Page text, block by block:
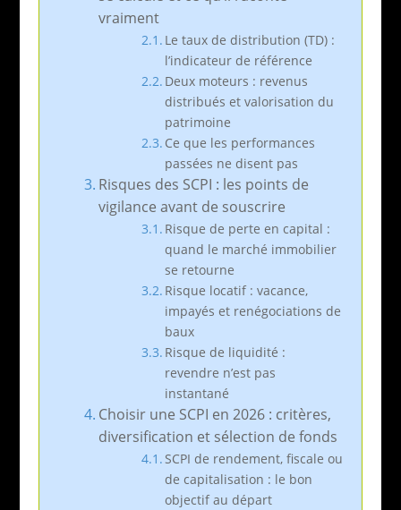
vraiment
Le taux de distribution (TD) :
l’indicateur de référence
Deux moteurs : revenus
distribués et valorisation du
patrimoine
Ce que les performances
passées ne disent pas
Risques des SCPI : les points de
vigilance avant de souscrire
Risque de perte en capital :
quand le marché immobilier
se retourne
Risque locatif : vacance,
impayés et renégociations de
baux
Risque de liquidité :
revendre n’est pas
instantané
Choisir une SCPI en 2026 : critères,
diversification et sélection de fonds
SCPI de rendement, fiscale ou
de capitalisation : le bon
objectif au départ